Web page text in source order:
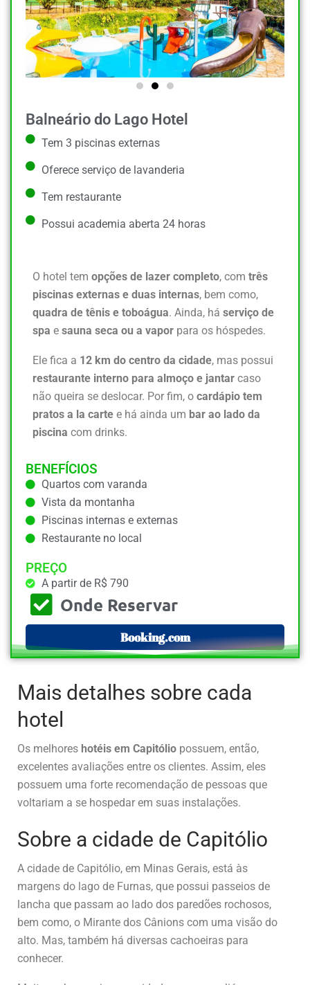
Balneário do Lago Hotel
Tem 3 piscinas externas
Oferece serviço de lavanderia
Tem restaurante
Possui academia aberta 24 horas
O hotel tem opções de lazer completo, com três
piscinas externas e duas internas, bem como,
quadra de tênis e toboágua. Ainda, há serviço de
spa e sauna seca ou a vapor para os hóspedes.
Ele fica a 12 km do centro da cidade, mas possui
restaurante interno para almoço e jantar caso
não queira se deslocar. Por fim, o cardápio tem
pratos a la carte e há ainda um bar ao lado da
piscina com drinks.
BENEFÍCIOS
Quartos com varanda
Vista da montanha
Piscinas internas e externas
Restaurante no local
PREÇO
A partir de R$ 790
Onde Reservar
Booking.com
Mais detalhes sobre cada
hotel
Os melhores hotéis em Capitólio possuem, então,
excelentes avaliações entre os clientes. Assim, eles
possuem uma forte recomendação de pessoas que
voltariam a se hospedar em suas instalações.
Sobre a cidade de Capitólio
A cidade de Capitólio, em Minas Gerais, está às
margens do lago de Furnas, que possui passeios de
lancha que passam ao lado dos paredões rochosos,
bem como, o Mirante dos Cânions com uma visão do
alto. Mas, também há diversas cachoeiras para
conhecer.